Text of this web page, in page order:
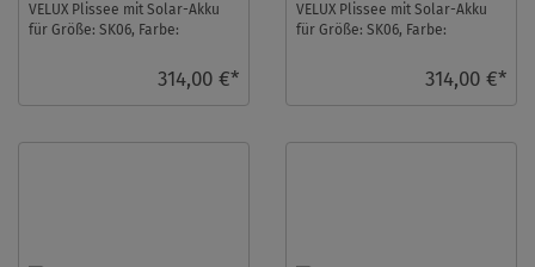
VELUX Plissee mit Solar-Akku
für Größe: SK06, Farbe:
transparent, io-hom ...314,00 €*
VELUX Plissee mit Solar-Akku
für Größe: SK06, Farbe:
314,00 €*